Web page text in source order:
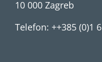
10 000 Zagreb
Telefon: ++385 (0)1